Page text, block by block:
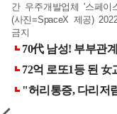
간 우주개발업체 '스페
(사진=SpaceX 제공)
금지